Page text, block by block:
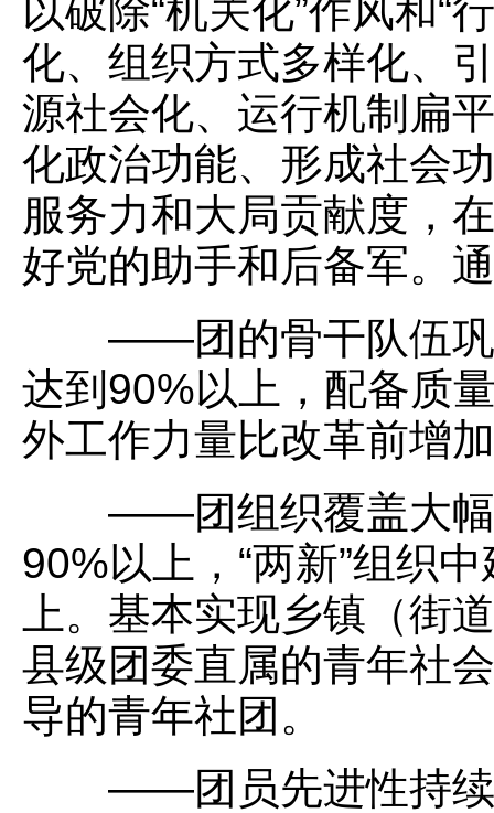
以破除“机关化”作风和“
化、组织方式多样化、
源社会化、运行机制扁
化政治功能、形成社会
服务力和大局贡献度，
好党的助手和后备军。
——团的骨干队伍巩固
达到90%以上，配备质
外工作力量比改革前增
——团组织覆盖大幅拓
90%以上，“两新”组织
上。基本实现乡镇（街
县级团委直属的青年社
导的青年社团。
——团员先进性持续提